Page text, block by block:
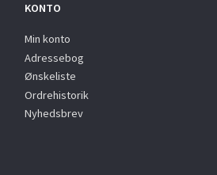
KONTO
Min konto
Adressebog
Ønskeliste
Ordrehistorik
Nyhedsbrev